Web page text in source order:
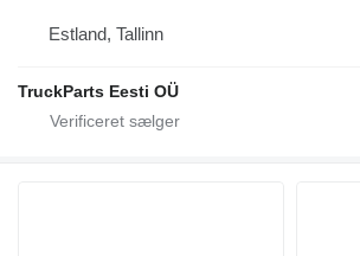
Estland, Tallinn
TruckParts Eesti OÜ